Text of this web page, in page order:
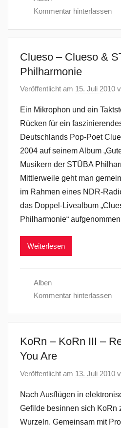
Kommentar hinterlassen
Clueso – Clueso &
Philharmonie
Veröffentlicht am 15. Juli 2010
Ein Mikrophon und ein
Rücken für ein
Deutschlands Pop-Poet
2004 auf seinem Album
Musikern der STÜBA
Mittlerweile geht man
im Rahmen eines NDR-
das Doppel-Livealbum
Philharmonie“
Weiterlesen
Alben
Kommentar hinterlassen
KoRn – KoRn III –
You Are
Veröffentlicht am 13. Juli 2010
Nach Ausflügen in
Gefilde besinnen sich KoRn
Wurzeln. Gemeinsam mit